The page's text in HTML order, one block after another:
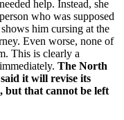
help. Instead, she
who was supposed
him cursing at the
Even worse, none of
This is clearly a
The North
it will revise its
but that cannot be left